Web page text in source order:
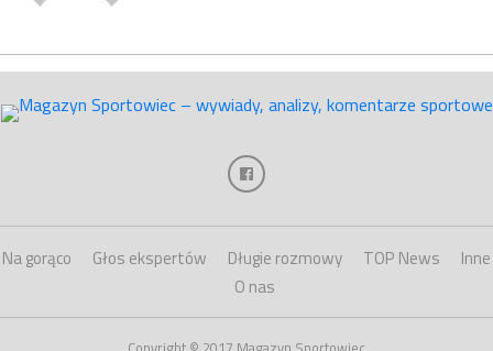
Na gorąco Głos ekspertów Długie rozmowy TOP News
Inne
O nas